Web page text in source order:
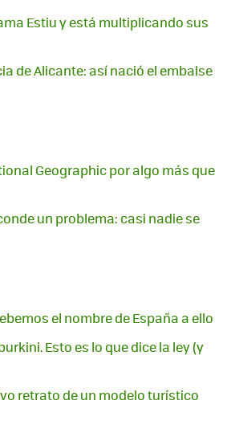
Estiu y está multiplicando sus
de Alicante: así nació el embalse
Geographic por algo más que
un problema: casi nadie se
el nombre de España a ello
Esto es lo que dice la ley (y
retrato de un modelo turístico